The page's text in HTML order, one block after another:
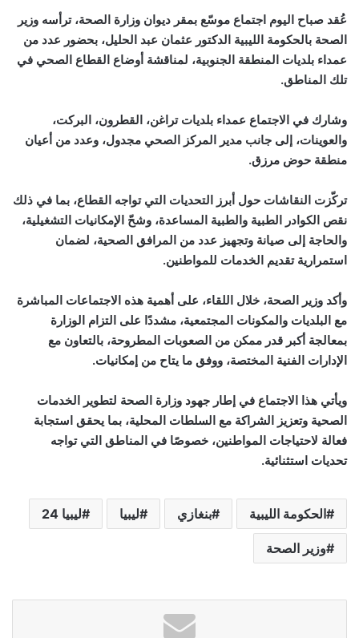
عُقد صباح اليوم اجتماع موسّع بمقر ديوان وزارة الصحة، ترأسه وزير
الصحة بالحكومة الليبية الدكتور عثمان عبد الحليل، بحضور عدد من
عمداء بلديات المنطقة الجنوبية، لمناقشة أوضاع القطاع الصحي في
تلك المناطق.
وشارك في الاجتماع عمداء بلديات تراغن، القطرون، البركت،
والعوينات، إلى جانب مدير المركز الصحي مجدول، وعدد من أعيان
منطقة حوض مرزق.
تركّزت النقاشات حول أبرز التحديات التي تواجه القطاع، بما في ذلك
نقص الكوادر الطبية والطبية المساعدة، وشحّ الإمكانيات التشغيلية،
والحاجة إلى صيانة وتجهيز عدد من المرافق الصحية، لضمان
استمرارية تقديم الخدمات للمواطنين.
وأكد وزير الصحة، خلال اللقاء، على أهمية هذه الاجتماعات المباشرة
مع البلديات والمكونات المجتمعية، مشددًا على التزام الوزارة
بمعالجة أكبر قدر ممكن من الصعوبات المطروحة، بالتعاون مع
الإدارات الفنية المختصة، ووفق ما يتاح من إمكانيات.
ويأتي هذا الاجتماع في إطار جهود وزارة الصحة لتطوير الخدمات
الصحية وتعزيز الشراكة مع السلطات المحلية، بما يحقق استجابة
فعالة لاحتياجات المواطنين، خصوصًا في المناطق التي تواجه
تحديات استثنائية.
الحكومة الليبية بنغازي ليبيا ليبيا 24
وزير الصحة